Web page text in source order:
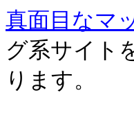
真面目なマ
グ系サイト
ります。